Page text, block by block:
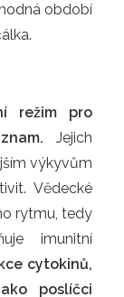
období
režim pro
Jejich
výkyvům
Vědecké
rytmu, tedy
imunitní
cytokinů,
poslíčci